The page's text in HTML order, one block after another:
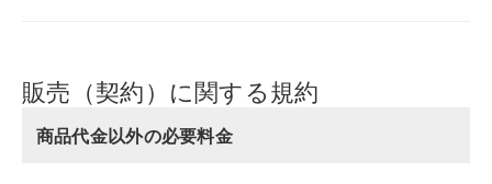
販売（契約）に関する規約
商品代金以外の必要料金